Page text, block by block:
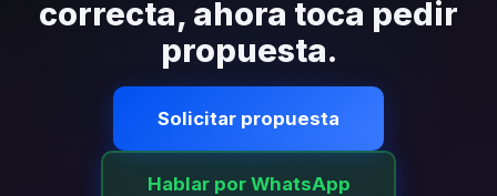
correcta, ahora toca pedir
propuesta.
Solicitar propuesta
Hablar por WhatsApp